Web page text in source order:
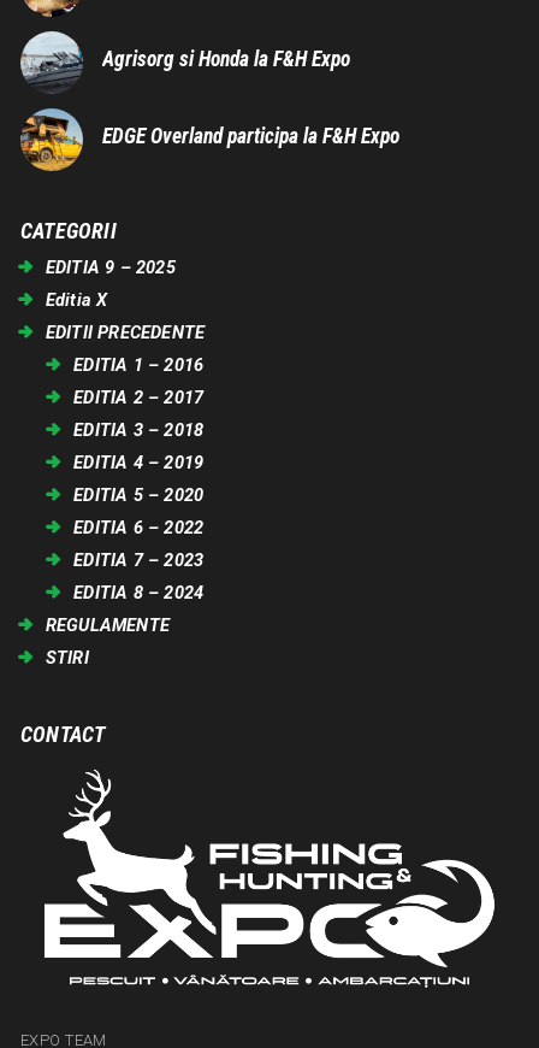
Agrisorg si Honda la F&H Expo
EDGE Overland participa la F&H Expo
CATEGORII
EDITIA 9 – 2025
Editia X
EDITII PRECEDENTE
EDITIA 1 – 2016
EDITIA 2 – 2017
EDITIA 3 – 2018
EDITIA 4 – 2019
EDITIA 5 – 2020
EDITIA 6 – 2022
EDITIA 7 – 2023
EDITIA 8 – 2024
REGULAMENTE
STIRI
CONTACT
EXPO TEAM